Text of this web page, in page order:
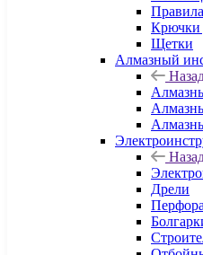
Крючки
Щетки
Алмазный
Дрели